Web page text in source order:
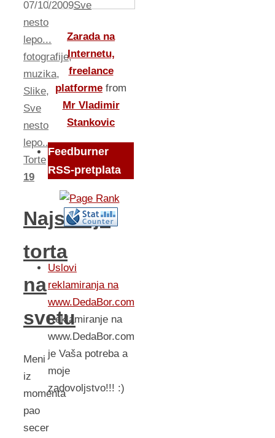
07/10/2009Sve
nesto
lepo...
fotografije,
muzika,
Slike,
Sve
nesto
lepo...,
Torte
19
Najsladja
torta
na
svetu
Meni
iz
momenta
pao
secer
Zarada na
Internetu,
freelance
platforme from
Mr Vladimir
Stankovic
Feedburner
RSS-pretplata
Uslovi
reklamiranja na
www.DedaBor.com
Reklamiranje na
www.DedaBor.com
je Vaša potreba a
moje
zadovoljstvo!!! :)